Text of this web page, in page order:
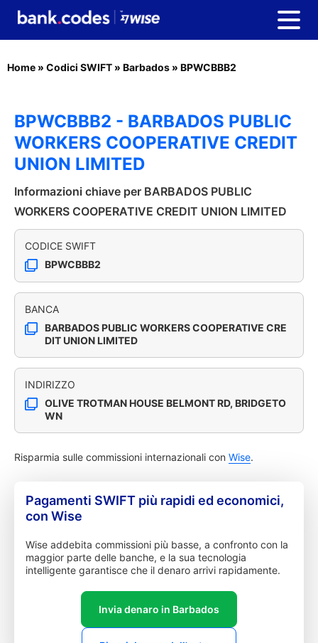
Home » Codici SWIFT » Barbados » BPWCBBB2
BPWCBBB2 - BARBADOS PUBLIC
WORKERS COOPERATIVE CREDIT
UNION LIMITED
Informazioni chiave per BARBADOS PUBLIC
WORKERS COOPERATIVE CREDIT UNION LIMITED
CODICE SWIFT
BPWCBBB2
BANCA
BARBADOS PUBLIC WORKERS COOPERATIVE CRE
DIT UNION LIMITED
INDIRIZZO
OLIVE TROTMAN HOUSE BELMONT RD, BRIDGETO
WN
Risparmia sulle commissioni internazionali con Wise.
Pagamenti SWIFT più rapidi ed economici,
con Wise
Wise addebita commissioni più basse, a confronto con la
maggior parte delle banche, e la sua tecnologia
intelligente garantisce che il denaro arrivi rapidamente.
Invia denaro in Barbados